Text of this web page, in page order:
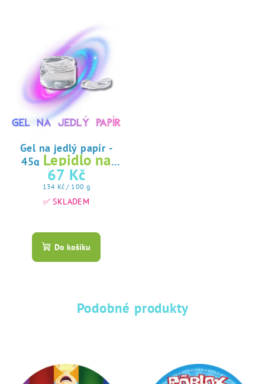
Gel na jedlý papír -
45g Lepidlo na
jedlý papír
67 Kč
Měrná
cena:
134 Kč / 100 g
✅ SKLADEM
hodnocení
produktu
hvězdiček.
Do košíku
Podobné produkty